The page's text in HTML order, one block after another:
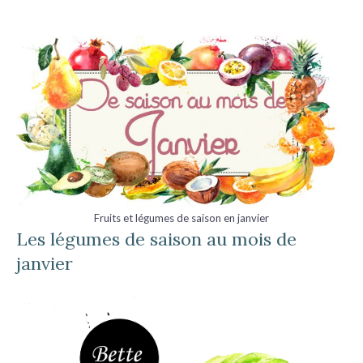
Fruits et légumes de saison en janvier
Les légumes de saison au mois de
janvier